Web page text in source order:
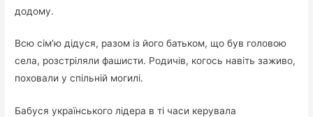
додому.
Всю сім’ю дідуся, разом із його батьком, що був головою
села, розстріляли фашисти. Родичів, когось навіть заживо,
поховали у спільній могилі.
Бабуся українського лідера в ті часи керувала